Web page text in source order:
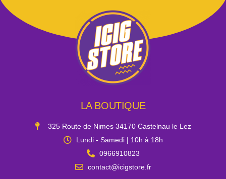
LA BOUTIQUE
325 Route de Nimes 34170 Castelnau le Lez
Lundi - Samedi | 10h à 18h
0966910823
contact@icigstore.fr